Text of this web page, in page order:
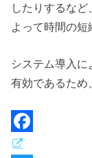
したりするな
よって時間の短
システム導入
有効であるため
F